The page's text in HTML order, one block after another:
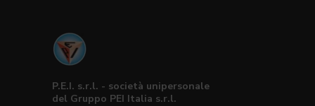
P.E.I. s.r.l. - società unipersonale
del Gruppo PEI Italia s.r.l.